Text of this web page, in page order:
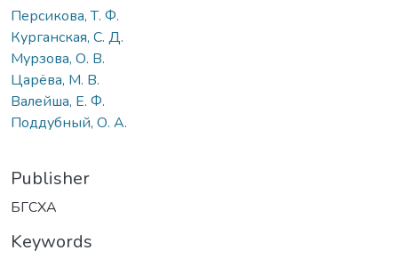
Персикова, Т. Ф.
Курганская, С. Д.
Мурзова, О. В.
Царёва, М. В.
Валейша, Е. Ф.
Поддубный, О. А.
Publisher
БГСХА
Keywords